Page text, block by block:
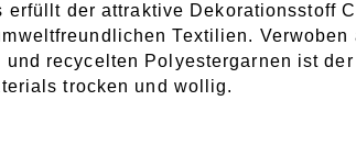
erfüllt der attraktive Dekorationsstoff
Textilien. Verwoben
und recycelten Polyestergarnen ist
trocken und wollig.